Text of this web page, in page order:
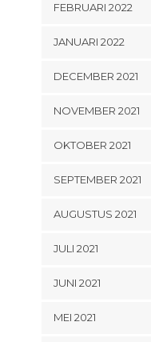
FEBRUARI 2022
JANUARI 2022
DECEMBER 2021
NOVEMBER 2021
OKTOBER 2021
SEPTEMBER 2021
AUGUSTUS 2021
JULI 2021
JUNI 2021
MEI 2021